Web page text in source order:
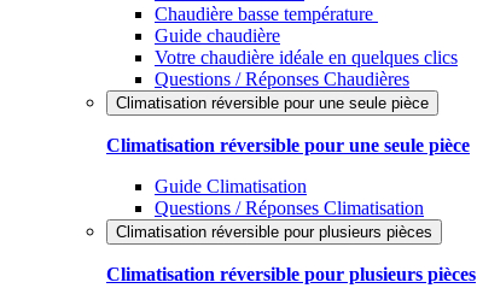
Chaudière basse température
Guide chaudière
Votre chaudière idéale en quelques clics
Questions / Réponses Chaudières
Climatisation réversible pour une seule pièce
Climatisation réversible pour une seule pièce
Guide Climatisation
Questions / Réponses Climatisation
Climatisation réversible pour plusieurs pièces
Climatisation réversible pour plusieurs pièces